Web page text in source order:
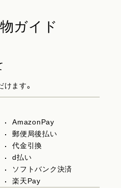
ガイド
ます。
AmazonPay
郵便局後払い
代金引換
d払い
ソフトバンク決済
楽天Pay